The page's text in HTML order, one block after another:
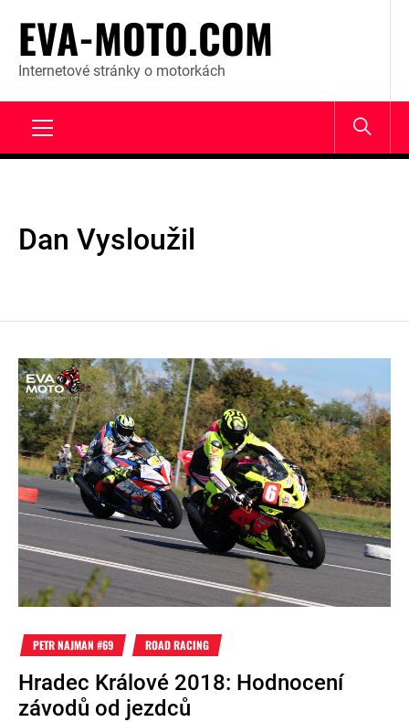
content
EVA-MOTO.COM
Internetové stránky o motorkách
Dan Vysloužil
PETR NAJMAN #69 ROAD RACING
Hradec Králové 2018: Hodnocení
závodů od jezdců